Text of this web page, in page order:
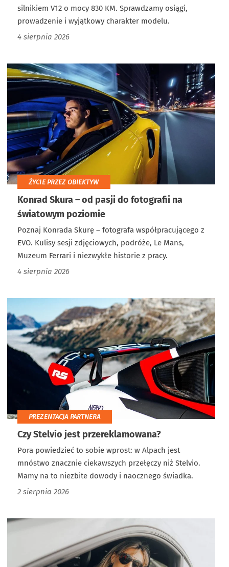
silnikiem V12 o mocy 830 KM. Sprawdzamy osiągi,
prowadzenie i wyjątkowy charakter modelu.
4 sierpnia 2026
ŻYCIE PRZEZ OBIEKTYW
Konrad Skura – od pasji do fotografii na
światowym poziomie
Poznaj Konrada Skurę – fotografa współpracującego z
EVO. Kulisy sesji zdjęciowych, podróże, Le Mans,
Muzeum Ferrari i niezwykłe historie z pracy.
4 sierpnia 2026
PREZENTACJA PARTNERA
Czy Stelvio jest przereklamowana?
Pora powiedzieć to sobie wprost: w Alpach jest
mnóstwo znacznie ciekawszych przełęczy niż Stelvio.
Mamy na to niezbite dowody i naocznego świadka.
2 sierpnia 2026